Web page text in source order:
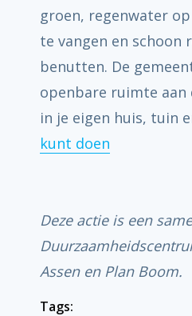
groen, regenwater
te vangen en schoon
benutten. De
openbare ruimte aan
in je eigen huis, tuin
kunt doen
Deze actie is een
Assen en Plan Boom.
Tags: